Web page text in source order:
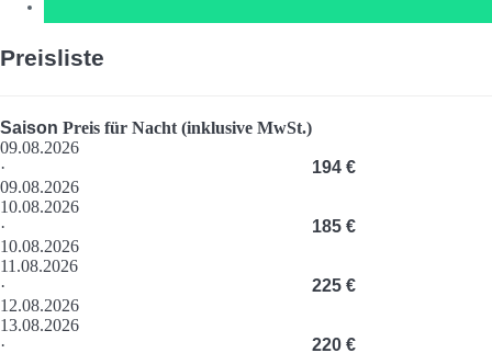
Preisliste
Saison Preis für Nacht (inklusive MwSt.)
09.08.2026
·
09.08.2026
194 €
10.08.2026
·
10.08.2026
185 €
11.08.2026
·
12.08.2026
225 €
13.08.2026
·
220 €